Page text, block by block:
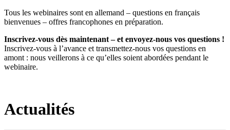
Tous les webinaires sont en allemand – questions en français
bienvenues – offres francophones en préparation.
Inscrivez-vous dès maintenant – et envoyez-nous vos questions !
Inscrivez-vous à l’avance et transmettez-nous vos questions en
amont : nous veillerons à ce qu’elles soient abordées pendant le
webinaire.
Actualités